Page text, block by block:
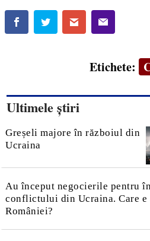
Etichete:
Ultimele știri
Greșeli majore în războiul din
Ucraina
Au început negocierile pentru
conflictului din Ucraina. Care e
României?